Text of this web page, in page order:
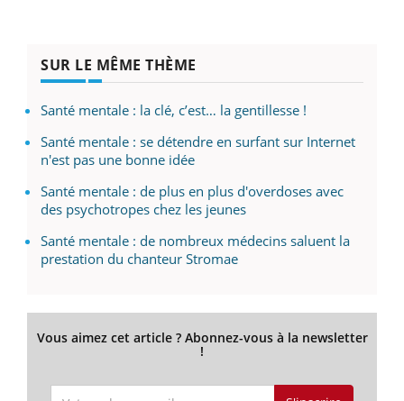
SUR LE MÊME THÈME
Santé mentale : la clé, c’est… la gentillesse !
Santé mentale : se détendre en surfant sur Internet
n'est pas une bonne idée
Santé mentale : de plus en plus d'overdoses avec
des psychotropes chez les jeunes
Santé mentale : de nombreux médecins saluent la
prestation du chanteur Stromae
Vous aimez cet article ? Abonnez-vous à la newsletter
!